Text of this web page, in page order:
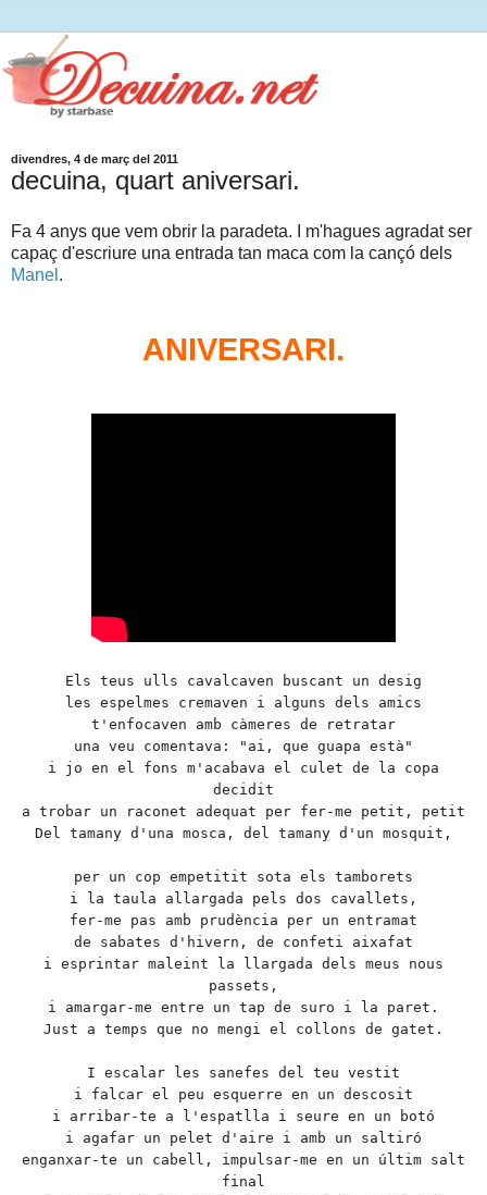
divendres, 4 de març del 2011
decuina, quart aniversari.
Fa 4 anys que vem obrir la paradeta. I m'hagues agradat ser
capaç d'escriure una entrada tan maca com la cançó dels
Manel .
ANIVERSARI.
Els teus ulls cavalcaven buscant un desig
les espelmes cremaven i alguns dels amics
t'enfocaven amb càmeres de retratar
una veu comentava: "ai, que guapa està"
i jo en el fons m'acabava el culet de la copa
decidit
a trobar un raconet adequat per fer-me petit, petit
Del tamany d'una mosca, del tamany d'un mosquit,
per un cop empetitit sota els tamborets
i la taula allargada pels dos cavallets,
fer-me pas amb prudència per un entramat
de sabates d'hivern, de confeti aixafat
i esprintar maleint la llargada dels meus nous
passets,
i amargar-me entre un tap de suro i la paret.
Just a temps que no mengi el collons de gatet.
I escalar les sanefes del teu vestit
i falcar el peu esquerre en un descosit
i arribar-te a l'espatlla i seure en un botó
i agafar un pelet d'aire i amb un saltiró
enganxar-te un cabell, impulsar-me en un últim salt
final